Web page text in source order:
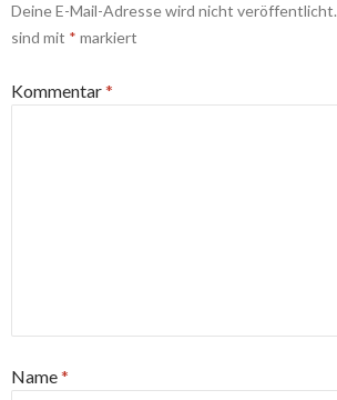
Deine E-Mail-Adresse wird nicht veröffentlicht.
sind mit * markiert
Kommentar*
Name*